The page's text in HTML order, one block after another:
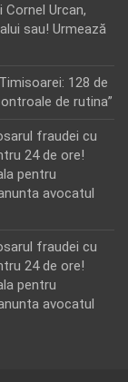
Urcan,
sau! Urmează
128 de
de rutina”
fraudei cu
24 de ore!
pentru
avocatul
fraudei cu
24 de ore!
pentru
avocatul